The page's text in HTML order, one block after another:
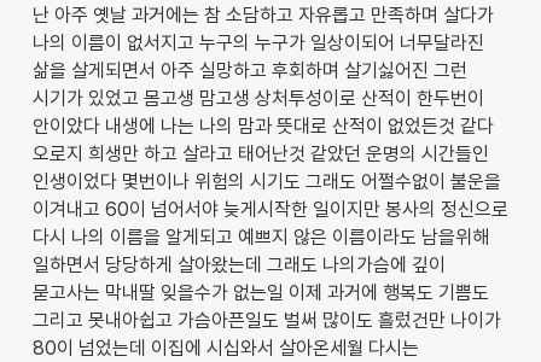
난 아주 옛날 과거에는 참 소담하고 자유롭고 만족하며 살다가
나의 이름이 없서지고 누구의 누구가 일상이되어 너무달라진
삶을 살게되면서 아주 실망하고 후회하며 살기싫어진 그런
시기가 있었고 몸고생 맘고생 상처투성이로 산적이 한두번이
안이았다 내생에 나는 나의 맘과 뜻대로 산적이 없었든것 같다
오로지 희생만 하고 살라고 태어난것 같았던 운명의 시간들인
인생이었다 몇번이나 위험의 시기도 그래도 어쩔수없이 불운을
이겨내고 60이 넘어서야 늦게시작한 일이지만 봉사의 정신으로
다시 나의 이름을 알게되고 예쁘지 않은 이름이라도 남을위해
일하면서 당당하게 살아왔는데 그래도 나의가슴에 깊이
묻고사는 막내딸 잊을수가 없는일 이제 과거에 행복도 기쁨도
그리고 못내아쉽고 가슴아픈일도 벌써 많이도 흘렀건만 나이가
80이 넘었는데 이집에 시십와서 살아온세월 다시는